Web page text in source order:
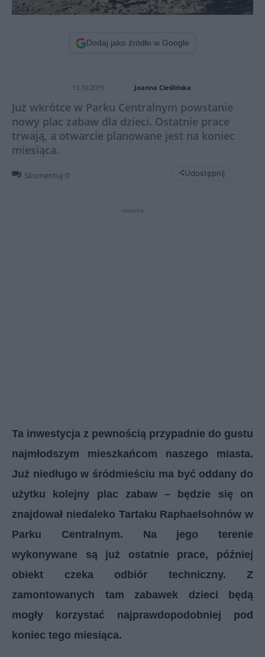
Dodaj jako źródło w Google
13.10.2015 Joanna Cieślińska
Już wkrótce w Parku Centralnym powstanie
nowy plac zabaw dla dzieci. Ostatnie prace
trwają, a otwarcie planowane jest na koniec
miesiąca.
Skomentuj 0 Udostępnij
reklama
Ta inwestycja z pewnością przypadnie do gustu
najmłodszym mieszkańcom naszego miasta.
Już niedługo w śródmieściu ma być oddany do
użytku kolejny plac zabaw – będzie się on
znajdował niedaleko Tartaku Raphaelsohnów w
Parku Centralnym. Na jego terenie
wykonywane są już ostatnie prace, później
obiekt czeka odbiór techniczny. Z
zamontowanych tam zabawek dzieci będą
mogły korzystać najprawdopodobniej pod
koniec tego miesiąca.